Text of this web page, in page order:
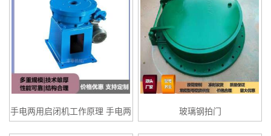
手电两用启闭机工作原理 手电两
玻璃钢拍门